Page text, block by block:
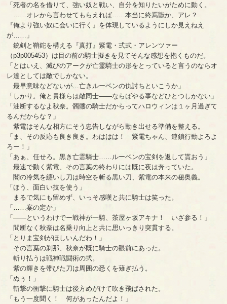
「死者の名を借りて、強い奴と戦い、自分を知りたいがために動く。
……オレから言わせてもらえれば……本当に終焉獣か、アレ？
『俺より強い奴に会いに行く』を体現しているようにしか見えねえ
が……」
銃剣と鞘鉈を構える『真打』紫電・弍式・アレンツァー
（p3p005453）は目の前の騎士擬きを見てそんな感想を抱くものだ。
「とはいえ、滅びのアークが亡霊騎士の形をとっていると言うのならオ
レ達としては敵でしかない。
最早意味などないが…亡きルーベンの仇討ちといこうか」
「しかり。俺と貴様らは敵同士――ならばやる事などひとつしかない」
「油断するなよ秋奈。髑髏の騎士だからってハロウィンは１ヶ月過ぎて
るんだからな？」
紫電はそんな相方にそう忠告しながら動き出せる準備を整える。
「ま、その反応も良き良き。わははは！ 紫電ちゃん、連鎖行動よろよ
ろー！」
「あぁ、任せろ。黒き亡霊騎士……ルーベンの宝剣を返して貰おう」
最速で動く紫電、その言葉の終わりには既に夜は奔っていた。
闇の冷気を纏いし刀は時空を斬る黒い刀、紫電の本来の秘奥義。
「ほう、面白い技を使う」
まるで気にも留めず、いっそ感嘆と共に騎士は笑った。
「……案の定か」
「――というわけでー戦神が一騎、茶屋ヶ坂アキナ！ いざ参る！」
間断なく秋奈は名乗り向上と共に思いっきり突貫する。
「とりま宝剣がほしいんだわ！」
その言葉の刹那、秋奈が既に騎士の眼前にあった。
斬り払うは戦神戦闘術の弐。
紫の輝きを帯びた刀は周囲の悉くを薙ぎ払う。
「ぬぅ！」
斬撃の衝撃に騎士は後方めがけて吹き飛ばされた。
「もう一度聞く！ 何があったんだよ！」